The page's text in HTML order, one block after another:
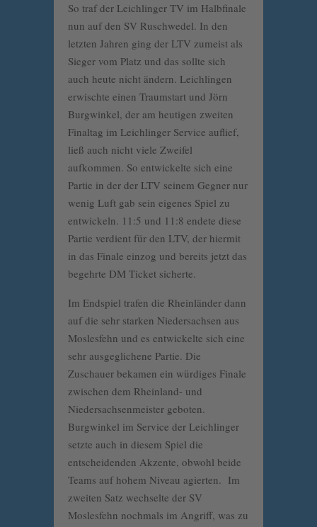
So traf der Leichlinger TV im Halbfinale
nun auf den SV Ruschwedel. In den
letzten Jahren ging der LTV zumeist als
Sieger vom Platz und das sollte sich
auch heute nicht ändern. Leichlingen
erwischte einen Traumstart und Jörn
Burgwinkel, der am heutigen zweiten
Finaltag im Leichlinger Service auflief,
ließ auch nicht viele Zweifel
aufkommen. So entwickelte sich eine
Partie in der der LTV seinem Gegner nur
wenig Luft gab sein eigenes Spiel zu
entwickeln. 11:5 und 11:8 endete diese
Partie verdient für den LTV, der hiermit
in das Finale einzog und bereits jetzt das
begehrte DM Ticket sicherte.
Im Endspiel trafen die Rheinländer dann
auf die sehr starken Niedersachsen aus
Moslesfehn und es entwickelte sich eine
sehr ausgeglichene Partie. Die
Zuschauer bekamen ein würdiges Finale
zwischen dem Rheinland- und
Niedersachsenmeister geboten.
Burgwinkel im Service der Leichlinger
setzte auch in diesem Spiel die
entscheidenden Akzente, obwohl beide
Teams auf hohem Niveau agierten. Im
zweiten Satz wechselte der SV
Moslesfehn nochmals im Angriff, was zu